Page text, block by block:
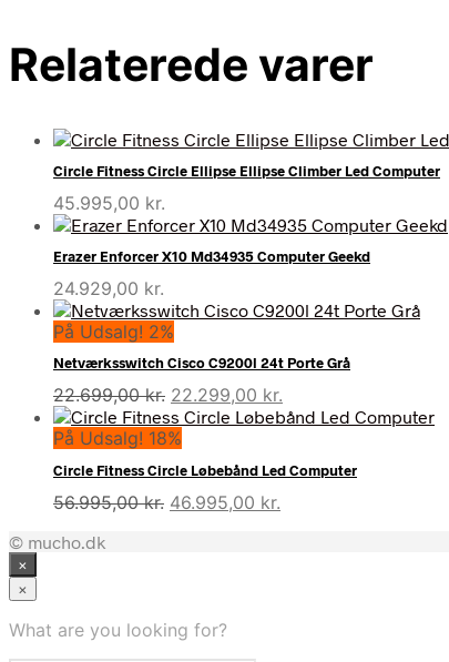
Relaterede varer
Circle Fitness Circle Ellipse Ellipse Climber Led Computer
45.995,00 kr.
Erazer Enforcer X10 Md34935 Computer Geekd
24.929,00 kr.
På Udsalg! 2%
Netværksswitch Cisco C9200l 24t Porte Grå
22.699,00kr. Den
oprindelige
pris
var:
22.699,00 kr..
22.299,00 kr.
aktuelle
er:
22.299,00 kr..
På Udsalg! 18%
Circle Fitness Circle Løbebånd Led Computer
56.995,00kr. Den
46.995,00 kr.
© mucho.dk
×
×
What are you looking for?